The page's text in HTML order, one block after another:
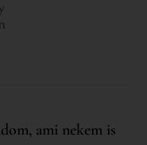
ami nekem is